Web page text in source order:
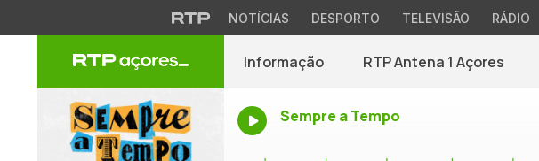
NOTÍCIAS DESPORTO TELEVISÃO RÁDIO
Informação RTP Antena 1 Açores
Sempre a Tempo